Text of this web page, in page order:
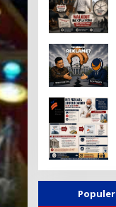
Populer